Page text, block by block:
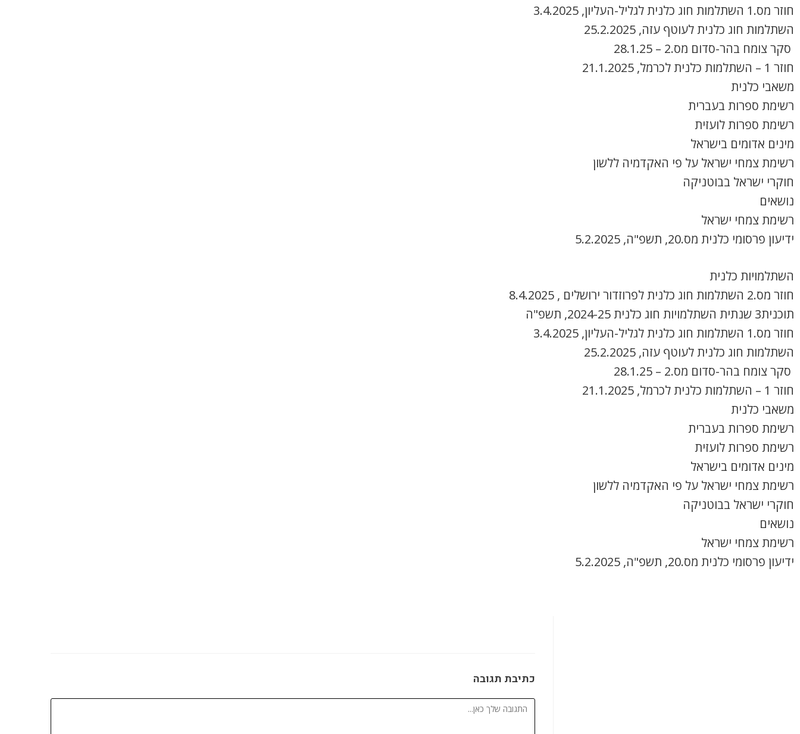
חוזר מס.1 השתלמות חוג כלנית לגליל-העליון, 3.4.2025
השתלמות חוג כלנית לעוטף עזה, 25.2.2025
סקר צומח בהר-סדום מס.2 – 28.1.25
חוזר 1 – השתלמות כלנית לכרמל, 21.1.2025
משאבי כלנית
רשימת ספרות בעברית
רשימת ספרות לועזית
מינים אדומים בישראל
רשימת צמחי ישראל על פי האקדמיה ללשון
חוקרי ישראל בבוטניקה
נושאים
רשימת צמחי ישראל
ידיעון פרסומי כלנית מס.20, תשפ"ה, 5.2.2025
השתלמויות כלנית
חוזר מס.2 השתלמות חוג כלנית לפרוזדור ירושלים , 8.4.2025
תוכנית3 שנתית השתלמויות חוג כלנית 2024-25, תשפ"ה
חוזר מס.1 השתלמות חוג כלנית לגליל-העליון, 3.4.2025
השתלמות חוג כלנית לעוטף עזה, 25.2.2025
סקר צומח בהר-סדום מס.2 – 28.1.25
חוזר 1 – השתלמות כלנית לכרמל, 21.1.2025
משאבי כלנית
רשימת ספרות בעברית
רשימת ספרות לועזית
מינים אדומים בישראל
רשימת צמחי ישראל על פי האקדמיה ללשון
חוקרי ישראל בבוטניקה
נושאים
רשימת צמחי ישראל
ידיעון פרסומי כלנית מס.20, תשפ"ה, 5.2.2025
כתיבת תגובה